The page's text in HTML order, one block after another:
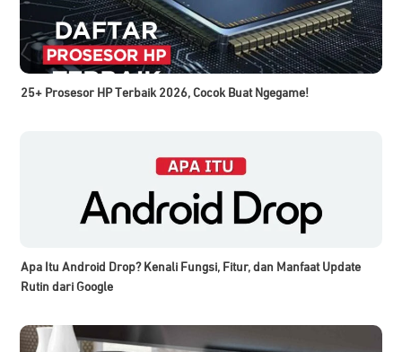
25+ Prosesor HP Terbaik 2026, Cocok Buat Ngegame!
Apa Itu Android Drop? Kenali Fungsi, Fitur, dan Manfaat Update
Rutin dari Google